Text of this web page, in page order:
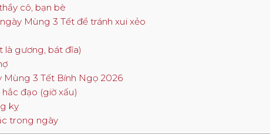
cô, bạn bè
Mùng 3 Tết để tránh xui xẻo
là gương, bát đĩa)
Mùng 3 Tết Bính Ngọ 2026
đạo (giờ xấu)
kỵ
trong ngày